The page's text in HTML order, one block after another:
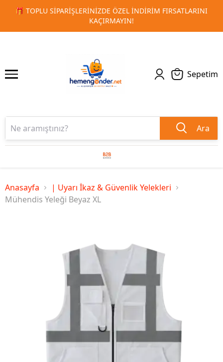
🚀 KURUMSAL PROMOSYON VE MATBAA ÜRÜNLERINDE
TESLIMAT!
1 2
Sepetim
Ara
Anasayfa
| Uyarı İkaz & Güvenlik Yelekleri
Mühendis Yeleği Beyaz XL